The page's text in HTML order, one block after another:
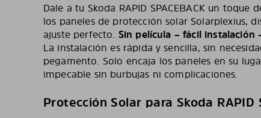
Dale a tu Skoda RAPID SPACEBACK un
los paneles de protección solar Solarplexius,
ajuste perfecto. Sin película – fácil
La instalación es rápida y sencilla, sin
pegamento. Solo encaja los paneles en su
impecable sin burbujas ni complicaciones.
Protección Solar para Skoda RAPID